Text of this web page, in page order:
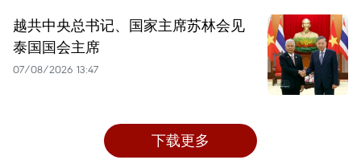
越共中央总书记、国家主席苏林会见
泰国国会主席
07/08/2026 13:47
下载更多